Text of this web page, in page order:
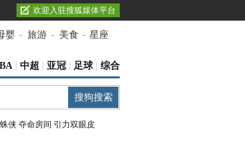
欢迎入驻搜狐媒体平台
婴 - 旅游 - 美食 - 星座
中超 亚冠 足球 综合
侠 夺命房间 引力双眼皮